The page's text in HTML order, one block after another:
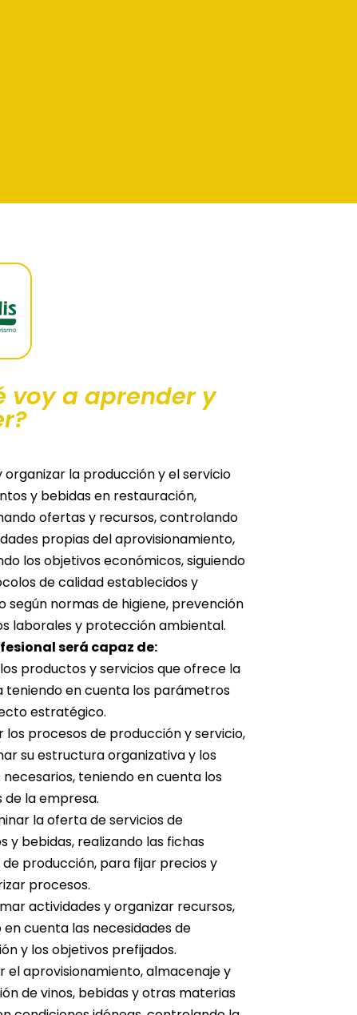
voy a aprender y
organizar la producción y el servicio
y bebidas en restauración,
ofertas y recursos, controlando
propias del aprovisionamiento,
los objetivos económicos, siguiendo
de calidad establecidos y
según normas de higiene, prevención
laborales y protección ambiental.
será capaz de:
productos y servicios que ofrece la
teniendo en cuenta los parámetros
estratégico.
los procesos de producción y servicio,
su estructura organizativa y los
necesarios, teniendo en cuenta los
de la empresa.
la oferta de servicios de
y bebidas, realizando las fichas
producción, para fijar precios y
procesos.
actividades y organizar recursos,
en cuenta las necesidades de
y los objetivos prefijados.
el aprovisionamiento, almacenaje y
de vinos, bebidas y otras materias